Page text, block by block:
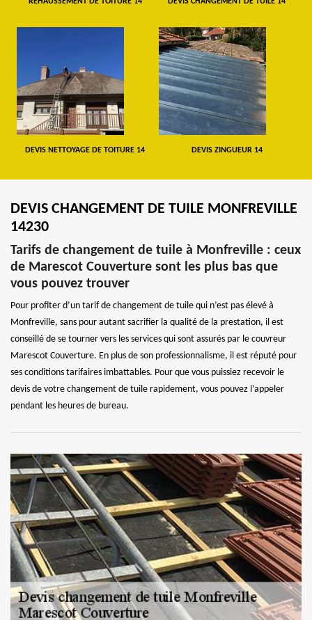
DEVIS NETTOYAGE DE TOITURE 14 DEVIS ZINGUEUR 14
DEVIS CHANGEMENT DE TUILE MONFREVILLE
14230
Tarifs de changement de tuile à Monfreville : ceux
de Marescot Couverture sont les plus bas que
vous pouvez trouver
Pour profiter d’un tarif de changement de tuile qui n’est pas élevé à
Monfreville, sans pour autant sacrifier la qualité de la prestation, il est
conseillé de se tourner vers les services qui sont assurés par le couvreur
Marescot Couverture. En plus de son professionnalisme, il est réputé pour
ses conditions tarifaires imbattables. Pour que vous puissiez recevoir le
devis de votre changement de tuile rapidement, vous pouvez l’appeler
pendant les heures de bureau.